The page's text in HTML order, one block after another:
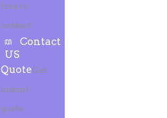
free to
contact.
Contact
US
QuoteGet
instant
quote.